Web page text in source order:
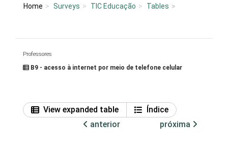
Home Surveys TIC Educação Tables
Professores
B9 - acesso à internet por meio de telefone celular
View expanded table
Índice
anterior
próxima